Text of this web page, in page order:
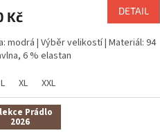
Kč DETAIL
modrá | Výběr velikostí | Materiál: 94
6 % elastan
L XL XXL
Prádlo
2026